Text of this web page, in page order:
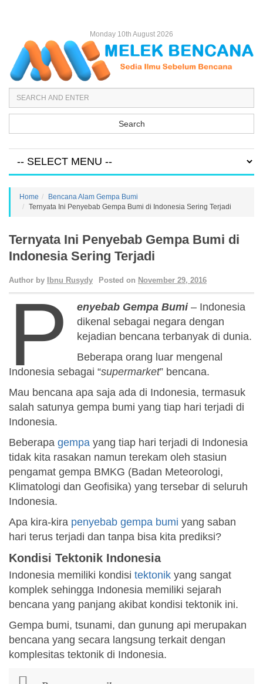
Monday 10th August 2026
Search
Home
Bencana Alam Gempa Bumi
Ternyata Ini Penyebab Gempa Bumi di Indonesia Sering Terjadi
Ternyata Ini Penyebab Gempa Bumi di
Indonesia Sering Terjadi
Author by Ibnu Rusydy Posted on November 29, 2016
P enyebab Gempa Bumi– Indonesia
dikenal sebagai negara dengan
kejadian bencana terbanyak di dunia.
Beberapa orang luar mengenal
Indonesia sebagai “supermarket” bencana.
Mau bencana apa saja ada di Indonesia, termasuk
salah satunya gempa bumi yang tiap hari terjadi di
Indonesia.
Beberapa gempa yang tiap hari terjadi di Indonesia
tidak kita rasakan namun terekam oleh stasiun
pengamat gempa BMKG (Badan Meteorologi,
Klimatologi dan Geofisika) yang tersebar di seluruh
Indonesia.
Apa kira-kira penyebab gempa bumi yang saban
hari terus terjadi dan tanpa bisa kita prediksi?
Kondisi Tektonik Indonesia
Indonesia memiliki kondisi tektonik yang sangat
komplek sehingga Indonesia memiliki sejarah
bencana yang panjang akibat kondisi tektonik ini.
Gempa bumi, tsunami, dan gunung api merupakan
bencana yang secara langsung terkait dengan
komplesitas tektonik di Indonesia.